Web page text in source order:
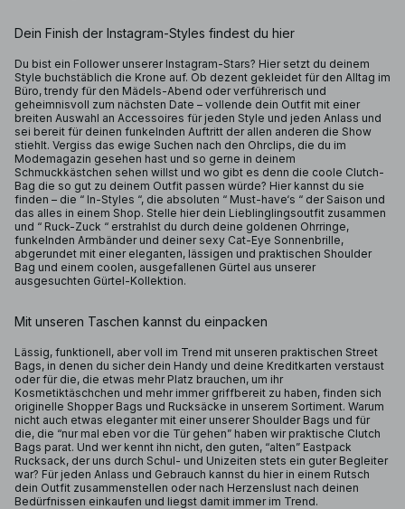
Dein Finish der Instagram-Styles findest du hier
Du bist ein Follower unserer Instagram-Stars? Hier setzt du deinem
Style buchstäblich die Krone auf. Ob dezent gekleidet für den Alltag im
Büro, trendy für den Mädels-Abend oder verführerisch und
geheimnisvoll zum nächsten Date – vollende dein Outfit mit einer
breiten Auswahl an Accessoires für jeden Style und jeden Anlass und
sei bereit für deinen funkelnden Auftritt der allen anderen die Show
stiehlt. Vergiss das ewige Suchen nach den Ohrclips, die du im
Modemagazin gesehen hast und so gerne in deinem
Schmuckkästchen sehen willst und wo gibt es denn die coole Clutch-
Bag die so gut zu deinem Outfit passen würde? Hier kannst du sie
finden – die “ In-Styles “, die absoluten “ Must-have‘s “ der Saison und
das alles in einem Shop. Stelle hier dein Lieblinglingsoutfit zusammen
und “ Ruck-Zuck “ erstrahlst du durch deine goldenen Ohrringe,
funkelnden Armbänder und deiner sexy Cat-Eye Sonnenbrille,
abgerundet mit einer eleganten, lässigen und praktischen Shoulder
Bag und einem coolen, ausgefallenen Gürtel aus unserer
ausgesuchten Gürtel-Kollektion.
Mit unseren Taschen kannst du einpacken
Lässig, funktionell, aber voll im Trend mit unseren praktischen Street
Bags, in denen du sicher dein Handy und deine Kreditkarten verstaust
oder für die, die etwas mehr Platz brauchen, um ihr
Kosmetiktäschchen und mehr immer griffbereit zu haben, finden sich
originelle Shopper Bags und Rucksäcke in unserem Sortiment. Warum
nicht auch etwas eleganter mit einer unserer Shoulder Bags und für
die, die “nur mal eben vor die Tür gehen” haben wir praktische Clutch
Bags parat. Und wer kennt ihn nicht, den guten, “alten” Eastpack
Rucksack, der uns durch Schul- und Unizeiten stets ein guter Begleiter
war? Für jeden Anlass und Gebrauch kannst du hier in einem Rutsch
dein Outfit zusammenstellen oder nach Herzenslust nach deinen
Bedürfnissen einkaufen und liegst damit immer im Trend.